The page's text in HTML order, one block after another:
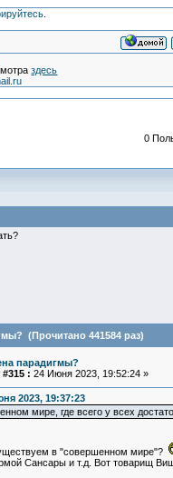
.
здесь
0
(Прочитано 441584 раз)
парадигмы?
: 24 Июня 2023, 19:52:24 »
2023, 19:37:23
мире, где всего у всех
в "совершенном мире"?
Сансары и т.д. Вот товарищ